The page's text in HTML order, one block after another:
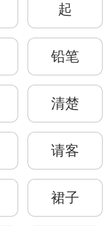
起
铅笔
清楚
请客
裙子